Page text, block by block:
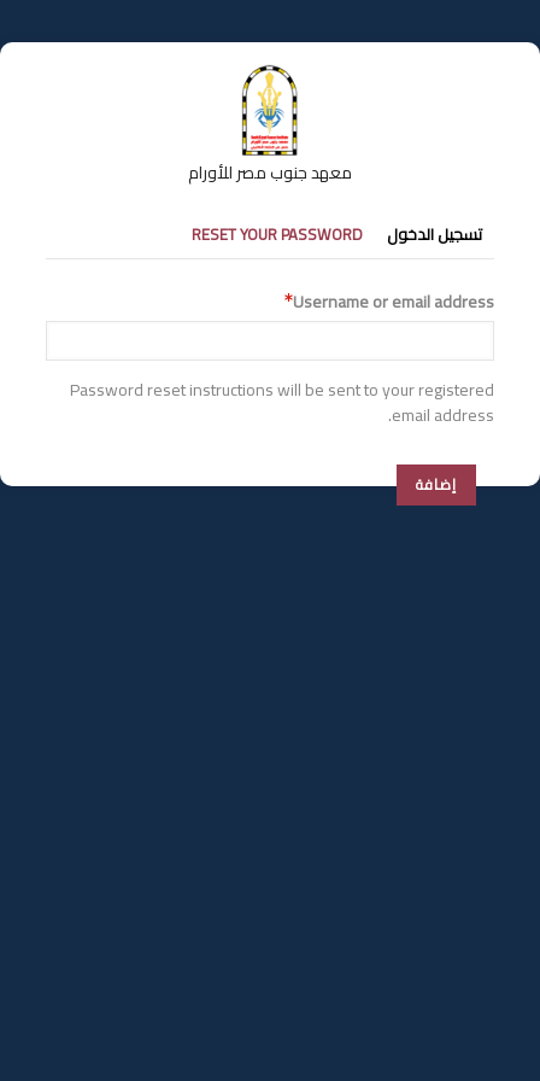
إلى
المحتوى
معهد جنوب مصر للأورام
التبويبات
الأساسية
تسجيل الدخول RESET YOUR PASSWORD
Username or email address
Password reset instructions will be sent to your registered
email address.